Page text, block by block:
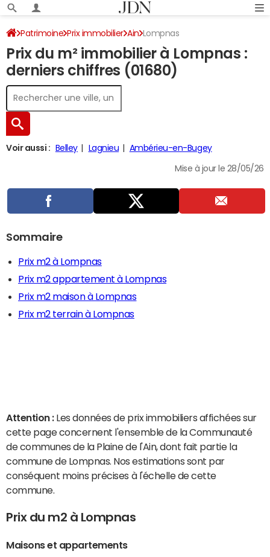
Patrimoine Prix immobilier Ain Lompnas
Prix du m² immobilier à Lompnas :
derniers chiffres (01680)
Voir aussi : Belley Lagnieu Ambérieu-en-Bugey
Mise à jour le 28/05/26
Sommaire
Prix m2 à Lompnas
Prix m2 appartement à Lompnas
Prix m2 maison à Lompnas
Prix m2 terrain à Lompnas
Attention : Les données de prix immobiliers affichées sur
cette page concernent l'ensemble de la Communauté
de communes de la Plaine de l'Ain, dont fait partie la
commune de Lompnas. Nos estimations sont par
conséquent moins précises à l'échelle de cette
commune.
Prix du m2 à Lompnas
Maisons et appartements